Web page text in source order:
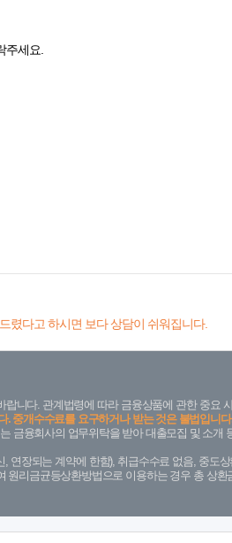
주세요.
렸다고 하시면 보다 상담이 쉬워집니다.
니다. 관계법령에 따라 금융상품에 관한 중요
. 중개수수료를 요구하거나 받는 것은 불법입니
금융회사의 업무위탁을 받아 대출모집 및 소개
연장되는 계약에 한함), 취급수수료 없음, 중
리금균등상환방법으로 이용하는 경우 총 상